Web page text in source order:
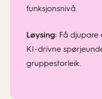
funksjonsnivå.
Løysing: Få djupare
KI-drivne
gruppestorleik.